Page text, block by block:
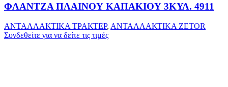
ΦΛΑΝΤΖΑ ΠΛΑΙΝΟΥ ΚΑΠΑΚΙΟΥ 3ΚΥΛ. 4911
ΑΝΤΑΛΛΑΚΤΙΚΑ ΤΡΑΚΤΕΡ, ΑΝΤΑΛΛΑΚΤΙΚΑ ZETOR
Συνδεθείτε για να δείτε τις τιμές